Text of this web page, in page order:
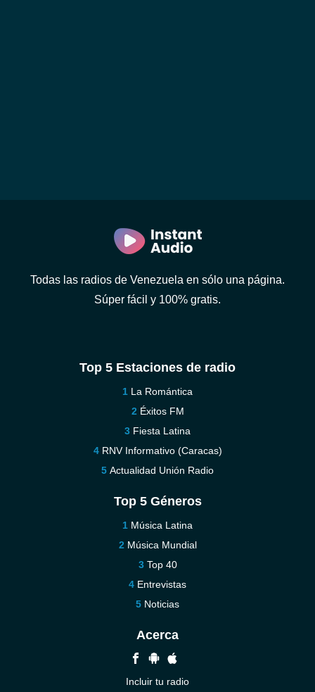
Todas las radios de Venezuela en sólo una página.
Súper fácil y 100% gratis.
Top 5 Estaciones de radio
La Romántica
Éxitos FM
Fiesta Latina
RNV Informativo (Caracas)
Actualidad Unión Radio
Top 5 Géneros
Música Latina
Música Mundial
Top 40
Entrevistas
Noticias
Acerca
Incluir tu radio